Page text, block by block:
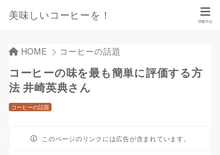
美味しいコーヒーを！
HOME コーヒーの話題
コーヒーの味を最も簡単に評価する方
法 井崎英典さん
コーヒーの話題
このページのリンクには広告が含まれています。